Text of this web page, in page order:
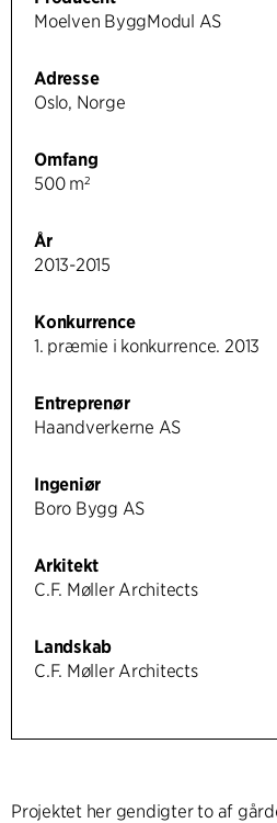
Moelven ByggModul AS
Adresse
Oslo, Norge
Omfang
500 m²
År
2013-2015
Konkurrence
1. præmie i konkurrence. 2013
Entreprenør
Haandverkerne AS
Ingeniør
Boro Bygg AS
Arkitekt
C.F. Møller Architects
Landskab
C.F. Møller Architects
Projektet her gendigter to af